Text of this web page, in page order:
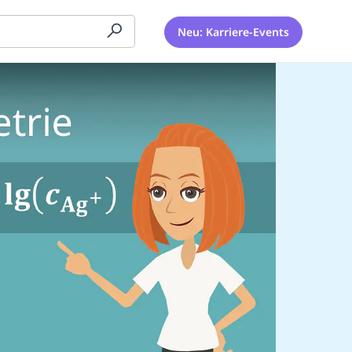
Neu: Karriere-Events